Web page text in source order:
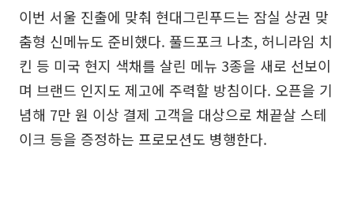
이번 서울 진출에 맞춰 현대그린푸드는 잠실 상권 맞
춤형 신메뉴도 준비했다. 풀드포크 나초, 허니라임 치
킨 등 미국 현지 색채를 살린 메뉴 3종을 새로 선보이
며 브랜드 인지도 제고에 주력할 방침이다. 오픈을 기
념해 7만 원 이상 결제 고객을 대상으로 채끝살 스테
이크 등을 증정하는 프로모션도 병행한다.